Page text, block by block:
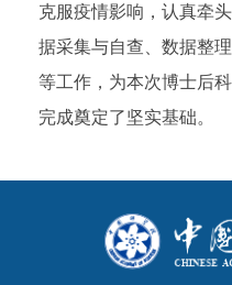
克服疫情影响，认真牵
据采集与自查、数据整
等工作，为本次博士后
完成奠定了坚实基础。